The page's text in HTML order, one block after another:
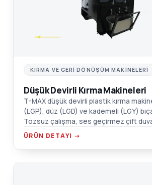
KIRMA VE GERI DÖNÜŞÜM MAKINELERI
Düşük Devirli Kırma Makineleri
T-MAX düşük devirli plastik kırma
(LGP), düz (LGD) ve kademeli (LGY)
Tozsuz çalışma, ses geçirmez çift
ÜRÜN DETAYI →